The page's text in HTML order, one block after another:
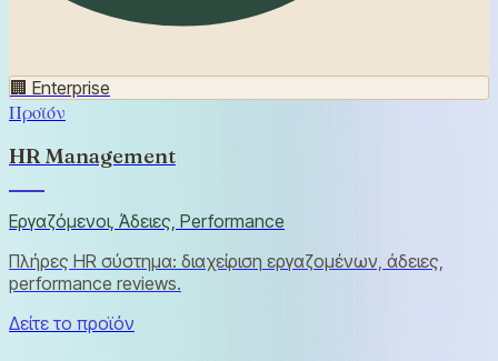
🏢 Enterprise
Προϊόν
HR Management
Εργαζόμενοι, Άδειες, Performance
Πλήρες HR σύστημα: διαχείριση εργαζομένων, άδειες,
performance reviews.
Δείτε το προϊόν